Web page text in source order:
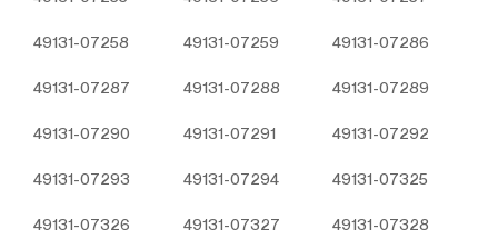
49131-07258 49131-07259 49131-07286
49131-07287 49131-07288 49131-07289
49131-07290 49131-07291 49131-07292
49131-07293 49131-07294 49131-07325
49131-07326 49131-07327 49131-07328
Internet Ortamında Yapılan Yayınların
Yönetmelik’ten kaynaklananlar başta olmak üzere,
getirmek.
KULLANILAN ÇEREZ TÜRLERİ
Oturum çerezlerini ziyaretinizi süresince internet